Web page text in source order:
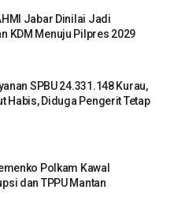
Jabar Dinilai Jadi
KDM Menuju Pilpres 2029
SPBU 24.331.148 Kurau,
Habis, Diduga Pengerit Tetap
Polkam Kawal
dan TPPU Mantan